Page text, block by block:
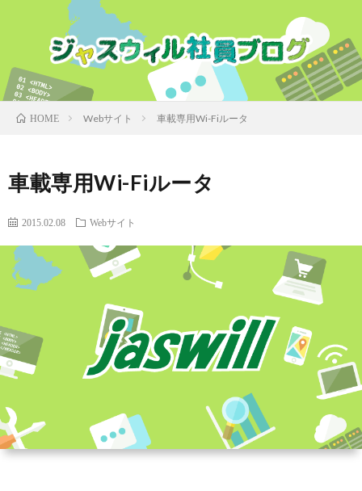
HOME Webサイト 車載専用Wi-Fiルータ
車載専用Wi-Fiルータ
2015.02.08 Webサイト